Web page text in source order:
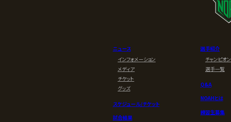
ニュース
インフォメーション
メディア
チケット
グッズ
スケジュール/チケット
試合結果
選手紹介
チャンピオン
選手一覧
Q&A
NOAHとは
練習生募集